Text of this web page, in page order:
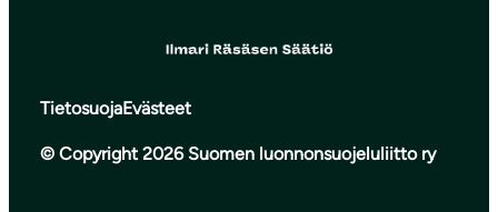
TietosuojaEvästeet
© Copyright 2026 Suomen luonnonsuojeluliitto ry